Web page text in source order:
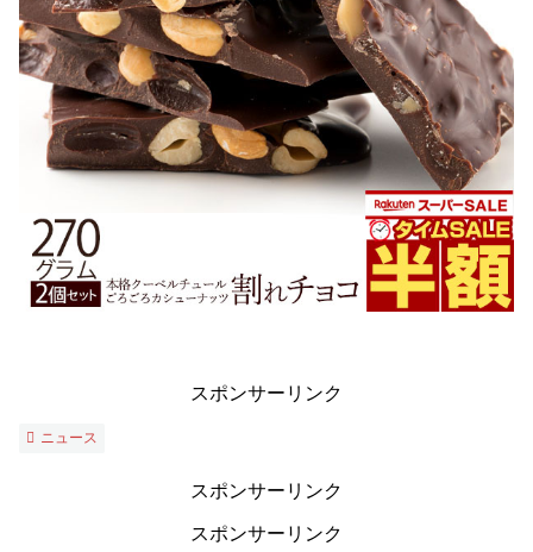
スポンサーリンク
ニュース
スポンサーリンク
スポンサーリンク